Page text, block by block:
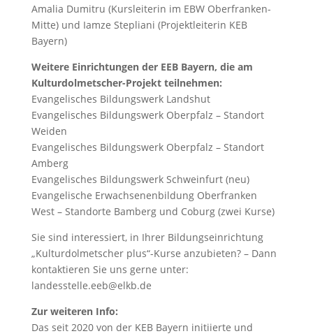
Amalia Dumitru (Kursleiterin im EBW Oberfranken-
Mitte) und Iamze Stepliani (Projektleiterin KEB
Bayern)
Weitere Einrichtungen der EEB Bayern, die am
Kulturdolmetscher-Projekt teilnehmen:
Evangelisches Bildungswerk Landshut
Evangelisches Bildungswerk Oberpfalz – Standort
Weiden
Evangelisches Bildungswerk Oberpfalz – Standort
Amberg
Evangelisches Bildungswerk Schweinfurt (neu)
Evangelische Erwachsenenbildung Oberfranken
West – Standorte Bamberg und Coburg (zwei Kurse)
Sie sind interessiert, in Ihrer Bildungseinrichtung
„Kulturdolmetscher plus“-Kurse anzubieten? – Dann
kontaktieren Sie uns gerne unter:
landesstelle.eeb@elkb.de
Zur weiteren Info:
Das seit 2020 von der KEB Bayern initiierte und